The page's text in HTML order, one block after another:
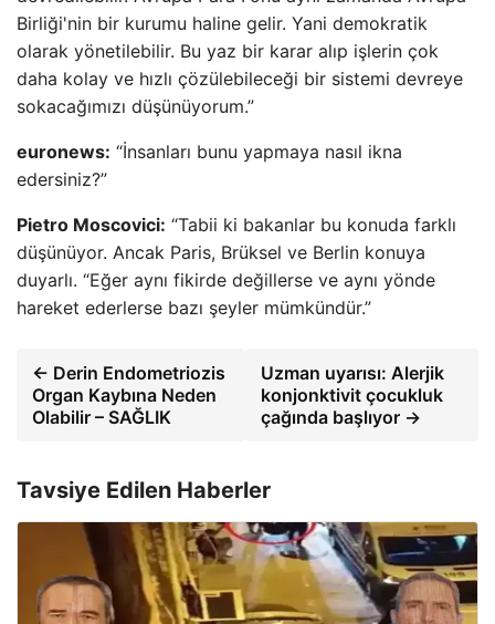
Birliği'nin bir kurumu haline gelir. Yani demokratik
olarak yönetilebilir. Bu yaz bir karar alıp işlerin çok
daha kolay ve hızlı çözülebileceği bir sistemi devreye
sokacağımızı düşünüyorum.”
euronews: “İnsanları bunu yapmaya nasıl ikna
edersiniz?”
Pietro Moscovici: “Tabii ki bakanlar bu konuda farklı
düşünüyor. Ancak Paris, Brüksel ve Berlin konuya
duyarlı. “Eğer aynı fikirde değillerse ve aynı yönde
hareket ederlerse bazı şeyler mümkündür.”
← Derin Endometriozis
Organ Kaybına Neden
Olabilir – SAĞLIK
Uzman uyarısı: Alerjik
konjonktivit çocukluk
çağında başlıyor →
Tavsiye Edilen Haberler